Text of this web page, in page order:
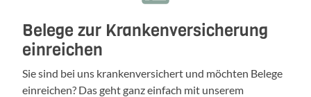
Belege zur Krankenversicherung
einreichen
Sie sind bei uns krankenversichert und möchten Belege
einreichen? Das geht ganz einfach mit unserem